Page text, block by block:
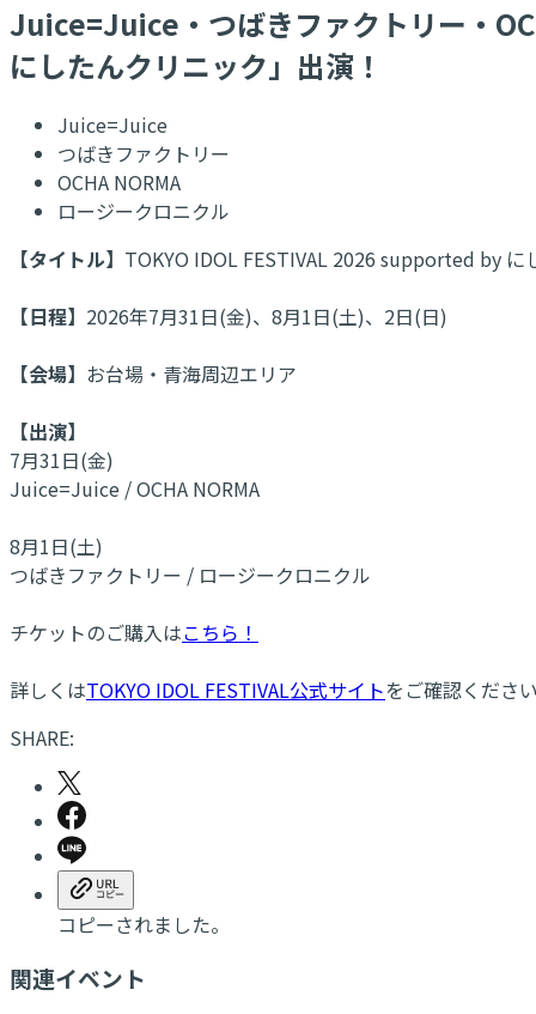
Juice=Juice・つばきファクトリー・
にしたんクリニック」出演！
Juice=Juice
つばきファクトリー
OCHA NORMA
ロージークロニクル
【タイトル】 TOKYO IDOL FESTIVAL 2026 supported by に
【日程】 2026年7月31日(金)、8月1日(土)、2日(日)
【会場】 お台場・青海周辺エリア
【出演】
7月31日(金)
Juice=Juice / OCHA NORMA
8月1日(土)
つばきファクトリー / ロージークロニクル
チケットのご購入はこちら！
詳しくはTOKYO IDOL FESTIVAL公式サイトをご確認ください
SHARE:
コピーされました。
関連イベント